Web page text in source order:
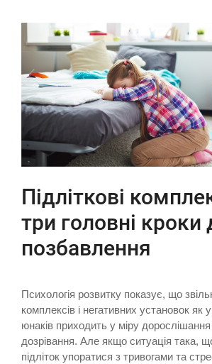
Підліткові
три головні кроки
позбавлення
Психологія розвитку показує, що
комплексів і негативних установок як у
юнаків приходить у міру дорослішання
дозрівання. Але якщо ситуація така,
підліток упоратися з тривогами та